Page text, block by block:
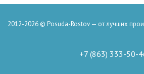
2012-2026 © Posuda-Rostov — от лучших
+7 (863) 333-50-